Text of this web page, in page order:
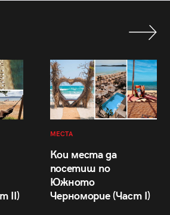
II)
МЕСТА
Кои места да
посетиш по
Южното
Черноморие (Част I)